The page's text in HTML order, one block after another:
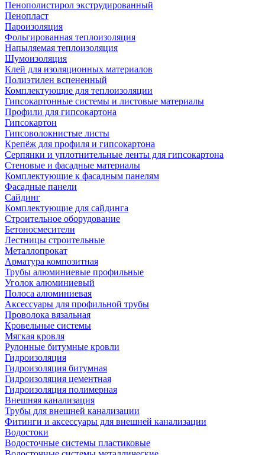
Пенополистирол экструдированный
Пенопласт
Пароизоляция
Фольгированная теплоизоляция
Напыляемая теплоизоляция
Шумоизоляция
Клей для изоляционных материалов
Полиэтилен вспененный
Комплектующие для теплоизоляции
Гипсокартонные системы и листовые материалы
Профили для гипсокартона
Гипсокартон
Гипсоволокнистые листы
Крепёж для профиля и гипсокартона
Серпянки и уплотнительные ленты для гипсокартона
Стеновые и фасадные материалы
Комплектующие к фасадным панелям
Фасадные панели
Сайдинг
Комплектующие для сайдинга
Строительное оборудование
Бетоносмесители
Лестницы строительные
Металлопрокат
Арматура композитная
Трубы алюминиевые профильные
Уголок алюминиевый
Полоса алюминиевая
Аксессуары для профильной трубы
Проволока вязальная
Кровельные системы
Мягкая кровля
Рулонные битумные кровли
Гидроизоляция
Гидроизоляция битумная
Гидроизоляция цементная
Гидроизоляция полимерная
Внешняя канализация
Трубы для внешней канализации
Фитинги и аксессуары для внешней канализации
Водостоки
Водосточные системы пластиковые